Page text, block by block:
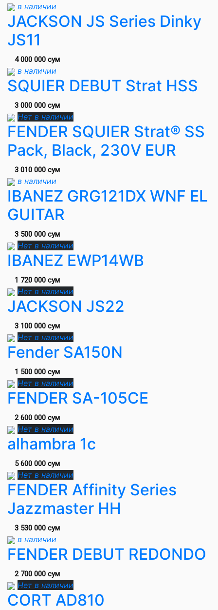
в наличии
JACKSON JS Series Dinky
JS11
4 000 000 сум
в наличии
SQUIER DEBUT Strat HSS
3 000 000 сум
Нет в наличии
FENDER SQUIER Strat® SS
Pack, Black, 230V EUR
3 010 000 сум
в наличии
IBANEZ GRG121DX WNF EL
GUITAR
3 500 000 сум
Нет в наличии
IBANEZ EWP14WB
1 720 000 сум
Нет в наличии
JACKSON JS22
3 100 000 сум
Нет в наличии
Fender SA150N
1 500 000 сум
Нет в наличии
FENDER SA-105CE
2 600 000 сум
Нет в наличии
alhambra 1c
5 600 000 сум
Нет в наличии
FENDER Affinity Series
Jazzmaster HH
3 530 000 сум
в наличии
FENDER DEBUT REDONDO
2 700 000 сум
Нет в наличии
CORT AD810